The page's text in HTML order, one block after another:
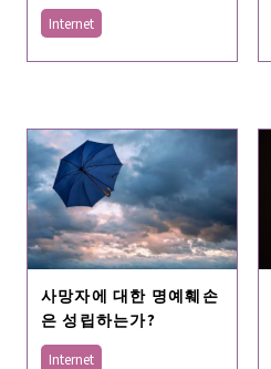
Internet
사망자에 대한 명예훼손
은 성립하는가?
Internet